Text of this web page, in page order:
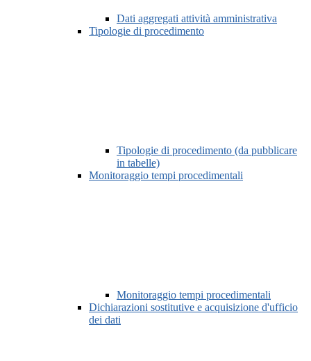
Dati aggregati attività amministrativa
Tipologie di procedimento
Tipologie di procedimento (da pubblicare
in tabelle)
Monitoraggio tempi procedimentali
Monitoraggio tempi procedimentali
Dichiarazioni sostitutive e acquisizione d'ufficio
dei dati